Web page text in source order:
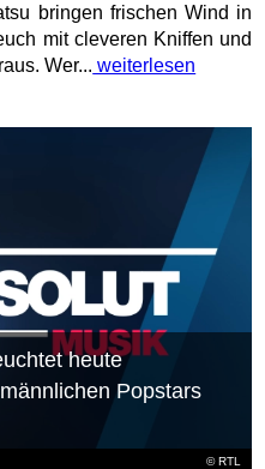
bringen frischen Wind in
mit cleveren Kniffen und
Wer... weiterlesen
©RTL
heute
Popstars